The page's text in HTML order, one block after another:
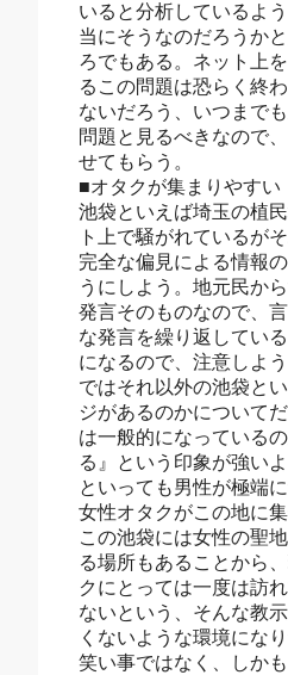
いると分析しているよ
当にそうなのだろうか
ろでもある。ネット上
るこの問題は恐らく終
ないだろう、いつまで
問題と見るべきなので
せてもらう。
■オタクが集まりやすい
池袋といえば埼玉の植
ト上で騒がれているが
完全な偏見による情報
うにしよう。地元民か
発言そのものなので、
な発言を繰り返してい
になるので、注意しよう
ではそれ以外の池袋と
ジがあるのかについて
は一般的になっている
る』という印象が強い
といっても男性が極端
女性オタクがこの地に集
この池袋には女性の聖
る場所もあることから
クにとっては一度は訪
ないという、そんな教
くないような環境にな
笑い事ではなく、しか